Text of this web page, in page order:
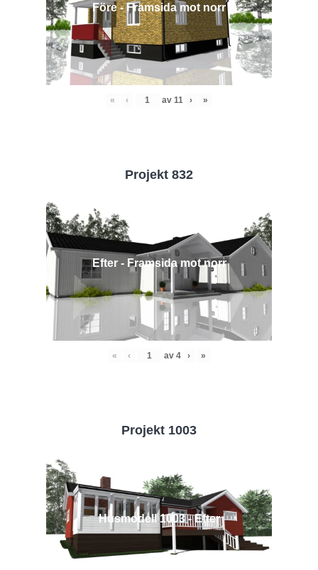
Före - Framsida mot norr
« ‹ av 11 › »
Projekt 832
Efter - Framsida mot norr
« ‹ av 4 › »
Projekt 1003
Husmodell 1003 - Efter